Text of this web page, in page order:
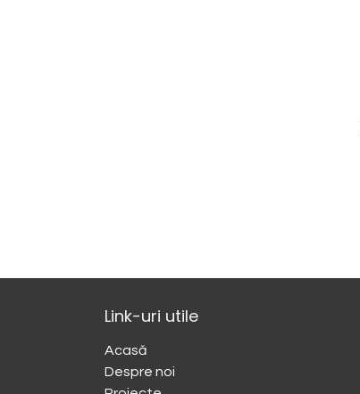
Link-uri utile
Acasă
Despre noi